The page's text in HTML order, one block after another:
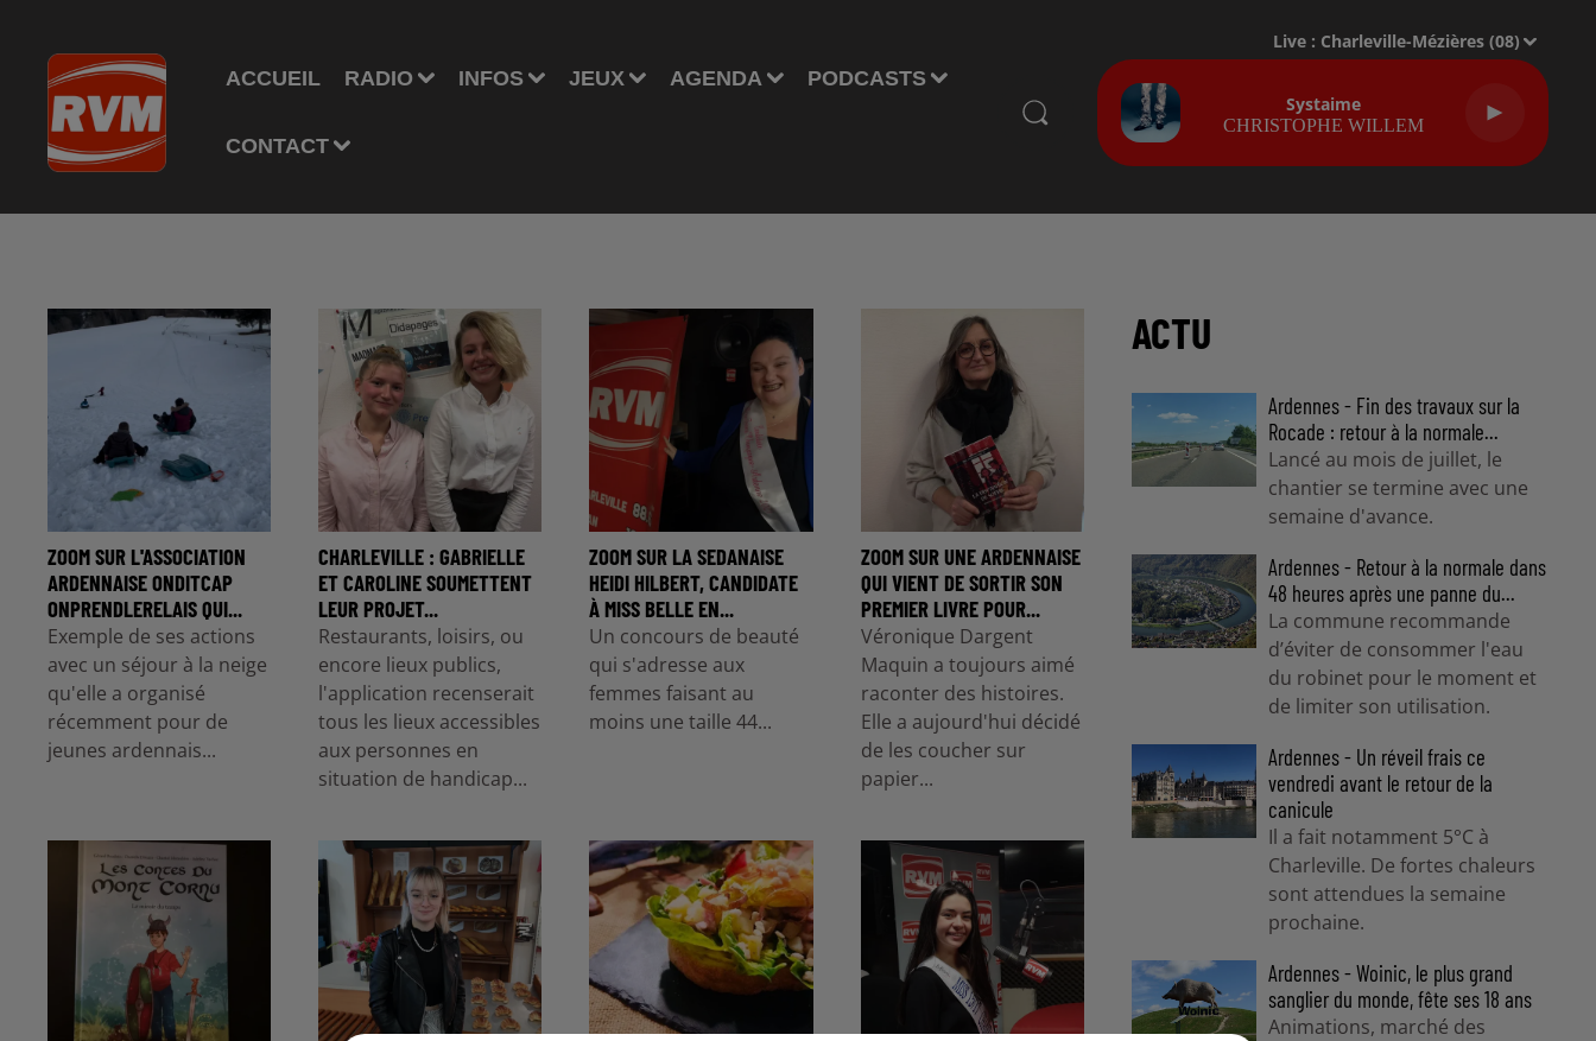
ACCUEIL RADIO INFOS JEUX AGENDA PODCASTS
CONTACT
Live : Charleville-Mézières (08)
Systaime
CHRISTOPHE WILLEM
ZOOM SUR L'ASSOCIATION
ARDENNAISE ONDITCAP
ONPRENDLERELAIS QUI...
Exemple de ses actions
avec un séjour à la neige
qu'elle a organisé
récemment pour de
jeunes ardennais...
CHARLEVILLE : GABRIELLE
ET CAROLINE SOUMETTENT
LEUR PROJET...
Restaurants, loisirs, ou
encore lieux publics,
l'application recenserait
tous les lieux accessibles
aux personnes en
situation de handicap...
ZOOM SUR LA SEDANAISE
HEIDI HILBERT, CANDIDATE
À MISS BELLE EN...
Un concours de beauté
qui s'adresse aux
femmes faisant au
moins une taille 44...
ZOOM SUR UNE ARDENNAISE
QUI VIENT DE SORTIR SON
PREMIER LIVRE POUR...
Véronique Dargent
Maquin a toujours aimé
raconter des histoires.
Elle a aujourd'hui décidé
de les coucher sur
papier...
ACTU
Ardennes - Fin des travaux sur la
Rocade : retour à la normale...
Lancé au mois de juillet, le
chantier se termine avec une
semaine d'avance.
Ardennes - Retour à la normale dans
48 heures après une panne du...
La commune recommande
d’éviter de consommer l'eau
du robinet pour le moment et
de limiter son utilisation.
Ardennes - Un réveil frais ce
vendredi avant le retour de la
canicule
Il a fait notamment 5°C à
Charleville. De fortes chaleurs
sont attendues la semaine
prochaine.
Ardennes - Woinic, le plus grand
sanglier du monde, fête ses 18 ans
Animations, marché des